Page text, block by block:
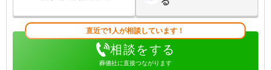
直近で1人が相談しています！
相談をする
葬儀社に直接つながります